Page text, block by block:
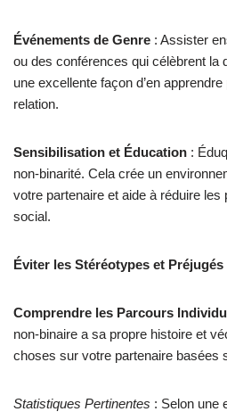
Événements de Genre : Assister
ou des conférences qui célèbrent la
une excellente façon d’en
relation.
Sensibilisation et Éducation :
non-binarité. Cela crée un
votre partenaire et aide à réduire
social.
Éviter les Stéréotypes et Préjugés
Comprendre les Parcours
non-binaire a sa propre histoire et
choses sur votre partenaire basées
Statistiques Pertinentes : Selon une